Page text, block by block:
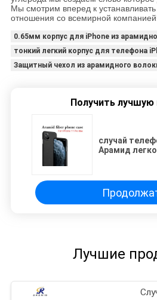
Мы смотрим вперед к
отношения со всемирной
0.65мм корпус для iPhone из
тонкий легкий корпус для телефона
Защитный чехол из арамидного
Получить лучшую
случай
Арамид
Лучшие